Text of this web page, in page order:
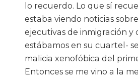
lo recuerdo. Lo que sí
estaba viendo noticias
ejecutivas de inmigración y
estábamos en su cuartel-
malicia xenofóbica del
Entonces se me vino a la